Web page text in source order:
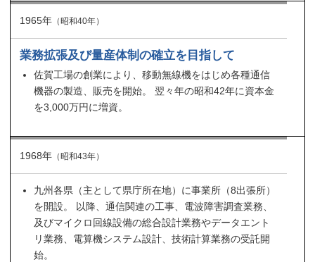
1965年（昭和40年）
業務拡張及び量産体制の確立を目指して
佐賀工場の創業により、移動無線機をはじめ各種通信
機器の製造、販売を開始。 翌々年の昭和42年に資本金
を3,000万円に増資。
1968年（昭和43年）
九州各県（主として県庁所在地）に事業所（8出張所）
を開設。 以降、通信関連の工事、電波障害調査業務、
及びマイクロ回線設備の総合設計業務やデータエント
リ業務、電算機システム設計、技術計算業務の受託開
始。